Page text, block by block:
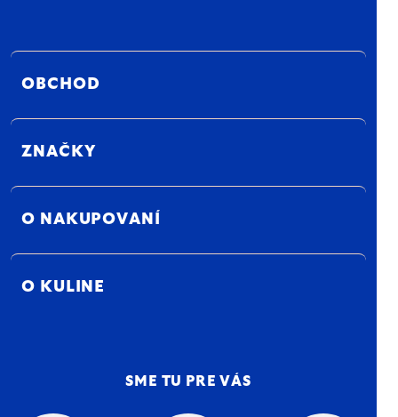
OBCHOD
ZNAČKY
O NAKUPOVANÍ
O KULINE
SME TU PRE VÁS